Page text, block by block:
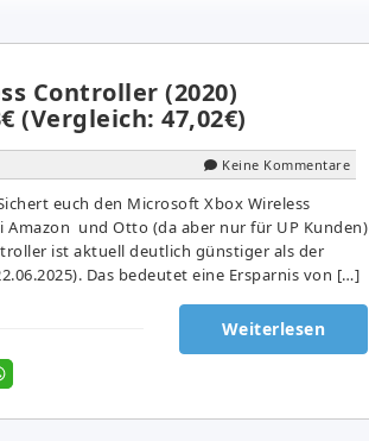
Controller (2020)
(Vergleich: 47,02€)
Keine Kommentare
euch den Microsoft Xbox Wireless
Amazon und Otto (da aber nur für UP Kunden)
ist aktuell deutlich günstiger als der
Das bedeutet eine Ersparnis von […]
Weiterlesen